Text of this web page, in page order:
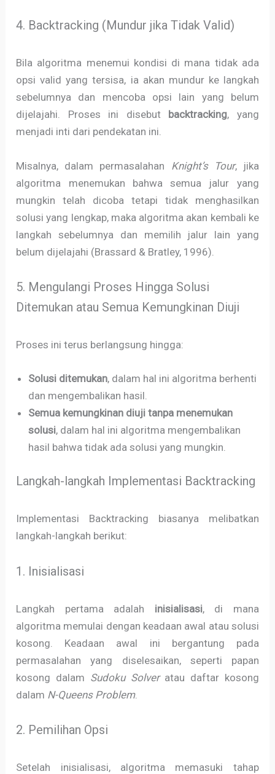
4. Backtracking (Mundur jika Tidak Valid)
Bila algoritma menemui kondisi di mana tidak ada
opsi valid yang tersisa, ia akan mundur ke langkah
sebelumnya dan mencoba opsi lain yang belum
dijelajahi. Proses ini disebut backtracking, yang
menjadi inti dari pendekatan ini.
Misalnya, dalam permasalahan Knight’s Tour, jika
algoritma menemukan bahwa semua jalur yang
mungkin telah dicoba tetapi tidak menghasilkan
solusi yang lengkap, maka algoritma akan kembali ke
langkah sebelumnya dan memilih jalur lain yang
belum dijelajahi (Brassard & Bratley, 1996).
5. Mengulangi Proses Hingga Solusi
Ditemukan atau Semua Kemungkinan Diuji
Proses ini terus berlangsung hingga:
Solusi ditemukan, dalam hal ini algoritma berhenti
dan mengembalikan hasil.
Semua kemungkinan diuji tanpa menemukan
solusi, dalam hal ini algoritma mengembalikan
hasil bahwa tidak ada solusi yang mungkin.
Langkah-langkah Implementasi Backtracking
Implementasi Backtracking biasanya melibatkan
langkah-langkah berikut:
1. Inisialisasi
Langkah pertama adalah inisialisasi, di mana
algoritma memulai dengan keadaan awal atau solusi
kosong. Keadaan awal ini bergantung pada
permasalahan yang diselesaikan, seperti papan
kosong dalam Sudoku Solveratau daftar kosong
dalam N-Queens Problem.
2. Pemilihan Opsi
Setelah inisialisasi, algoritma memasuki tahap